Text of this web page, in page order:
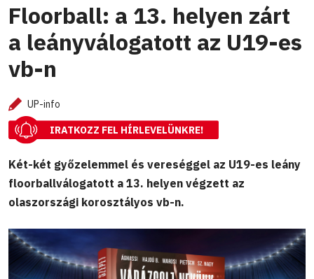
Floorball: a 13. helyen zárt
a leányválogatott az U19-es
vb-n
UP-info
IRATKOZZ FEL HÍRLEVELÜNKRE!
Két-két győzelemmel és vereséggel az U19-es leány
floorballválogatott a 13. helyen végzett az
olaszországi korosztályos vb-n.